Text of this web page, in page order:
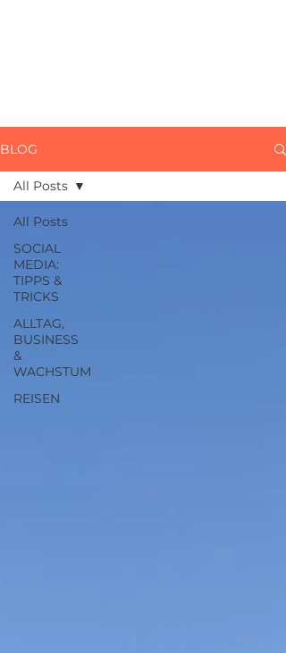
BLOG
All Posts
SOCIAL
MEDIA:
TIPPS &
TRICKS
ALLTAG,
BUSINESS
&
WACHSTUM
REISEN
All Posts